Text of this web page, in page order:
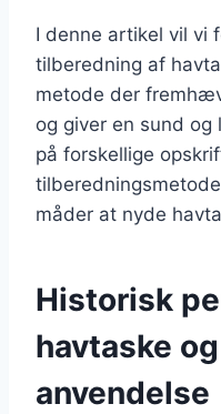
I denne artikel vil vi
tilberedning af
metode der
og giver en sund
på forskellige
måder at nyde
Historisk
havtaske
anvendelse